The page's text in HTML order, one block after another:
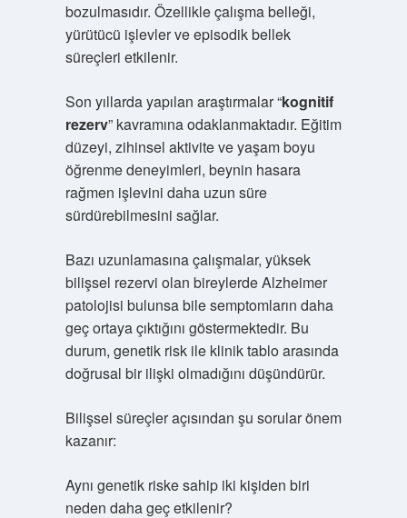
bozulmasıdır. Özellikle çalışma belleği,
yürütücü işlevler ve episodik bellek
süreçleri etkilenir.
Son yıllarda yapılan araştırmalar “kognitif
rezerv” kavramına odaklanmaktadır. Eğitim
düzeyi, zihinsel aktivite ve yaşam boyu
öğrenme deneyimleri, beynin hasara
rağmen işlevini daha uzun süre
sürdürebilmesini sağlar.
Bazı uzunlamasına çalışmalar, yüksek
bilişsel rezervi olan bireylerde Alzheimer
patolojisi bulunsa bile semptomların daha
geç ortaya çıktığını göstermektedir. Bu
durum, genetik risk ile klinik tablo arasında
doğrusal bir ilişki olmadığını düşündürür.
Bilişsel süreçler açısından şu sorular önem
kazanır:
Aynı genetik riske sahip iki kişiden biri
neden daha geç etkilenir?